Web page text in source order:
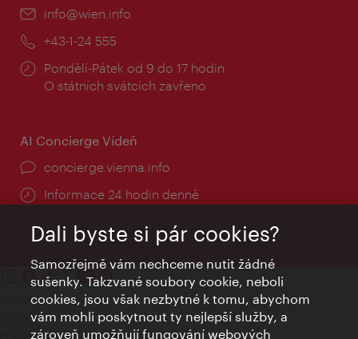
E-
info@wien.info
Telefon:
+43-1-24 555
Provozní
doba:
Pondělí-Pátek od 9 do 17 hodin
O státních svátcích zavřeno
AI Concierge Vídeň
concierge.vienna.info
Informace 24 hodin denně
Kontakty
Credits
Prohlášení o ochraně osobních údajů
Dali byste si pár cookies?
Samozřejmě vám nechceme nutit žádné
sušenky. Takzvané soubory cookie, neboli
cookies, jsou však nezbytné k tomu, abychom
vám mohli poskytnout ty nejlepší služby, a
zároveň umožňují fungování webových